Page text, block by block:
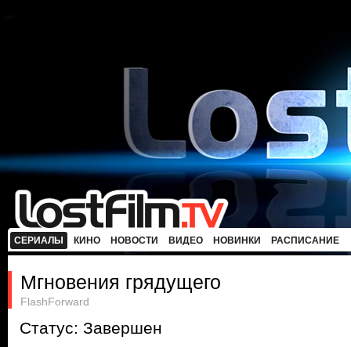
СЕРИАЛЫ КИНО НОВОСТИ ВИДЕО НОВИНКИ РАСПИСАНИЕ
Мгновения грядущего
FlashForward
Статус: Завершен